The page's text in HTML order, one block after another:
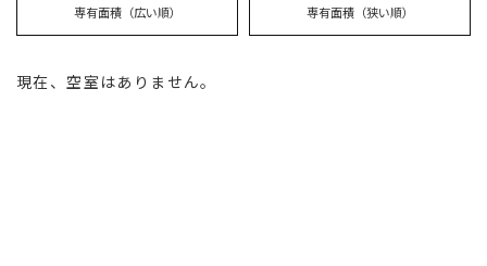
専有面積（広い順） 専有面積（狭い順）
現在、空室はありません。